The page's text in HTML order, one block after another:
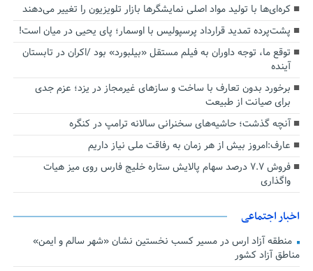
کره‌ای‌ها با تولید مواد اصلی نمایشگرها بازار تلویزیون را تغییر می‌دهند
پشت‌پرده تمدید قرارداد پرسپولیس با اوسمار؛ پای یحیی در میان است!
توقع ما، توجه داوران به فیلم مستقل «بیلبورد» بود /اکران در تابستان
آینده
برخورد بدون تعارف با ساخت‌ و سازهای غیرمجاز در یزد؛ عزم جدی
برای صیانت از طبیعت
آنچه گذشت؛ حاشیه‌های سخنرانی سالانه ترامپ در کنگره
عارف:امروز بیش از هر زمان به رفاقت ملی نیاز داریم
فروش ۷.۷ درصد سهام پالایش ستاره خلیج فارس روی میز هیات
واگذاری
اخبار اجتماعی
منطقه آزاد ارس در مسیر کسب نخستین نشان «شهر سالم و ایمن»
مناطق آزاد کشور